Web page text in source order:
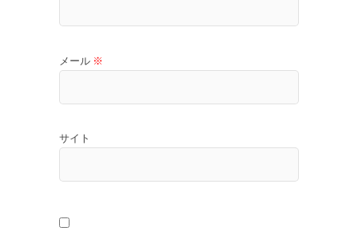
メール ※
サイト